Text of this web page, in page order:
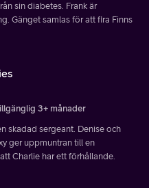
sin diabetes. Frank är
Gänget samlas för att fira Finns
3+ månader
skadad sergeant. Denise och
ger uppmuntran till en
Charlie har ett förhållande.